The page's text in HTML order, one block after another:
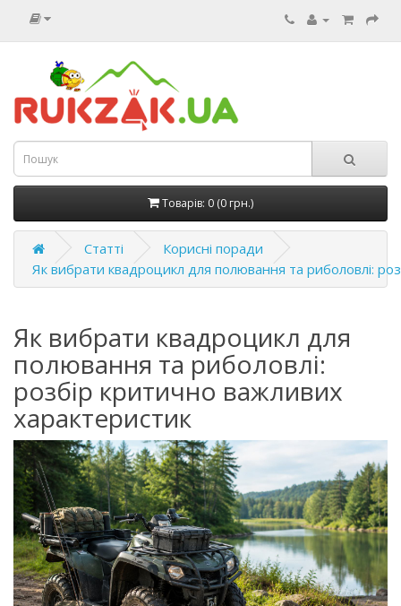
Товарів: 0 (0 грн.)
Статті
Корисні поради
Як вибрати квадроцикл для полювання та риболовлі:
Як вибрати квадроцикл для
полювання та риболовлі:
розбір критично важливих
характеристик